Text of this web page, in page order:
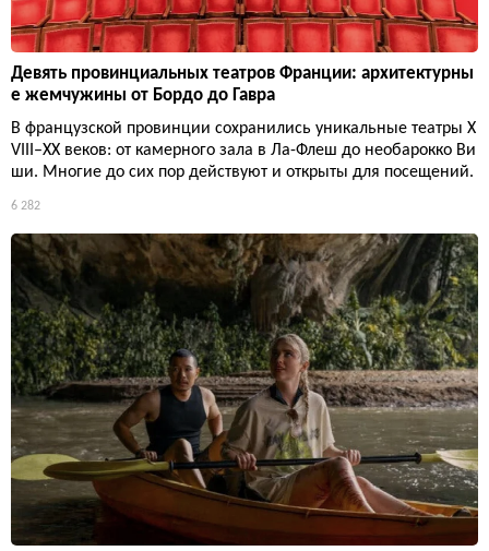
Девять провинциальных театров Франции: архитектурны
е жемчужины от Бордо до Гавра
В французской провинции сохранились уникальные театры X
VIII–XX веков: от камерного зала в Ла-Флеш до необарокко Ви
ши. Многие до сих пор действуют и открыты для посещений.
6 282